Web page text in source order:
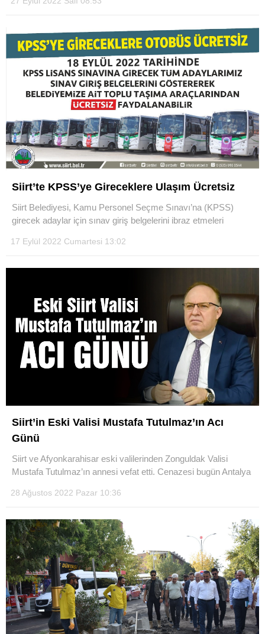
Siirt’te KPSS’ye Gireceklere Ulaşım Ücretsiz
Siirt Belediyesi, Kamu Personel Seçme Sınavı’na (KPSS)
girecek adaylar için sınav giriş belgelerini ibraz etmeleri
17 Eylül 2022 Cumartesi 13:02
Siirt’in Eski Valisi Mustafa Tutulmaz’ın Acı
Günü
Siirt ve Afyonkarahisar eski valilerinden Zonguldak Valisi
Mustafa Tutulmaz’ın annesi vefat etti. Cenazesi bugün Antalya
28 Ağustos 2022 Pazar 10:36